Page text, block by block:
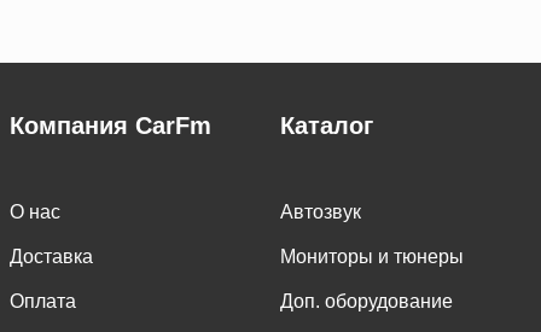
Компания CarFm
О нас
Доставка
Оплата
Каталог
Автозвук
Мониторы и тюнеры
Доп. оборудование